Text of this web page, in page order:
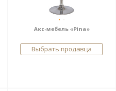
Акс-мебель «Pina»
Выбрать продавца